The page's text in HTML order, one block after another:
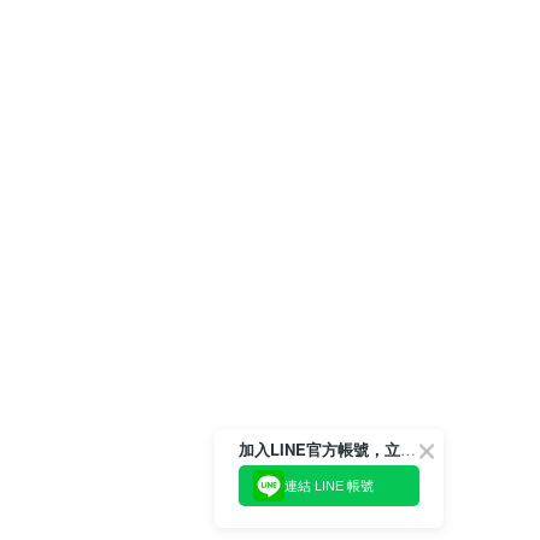
加入LINE官方帳號，立即獲得$100購物金!
連結 LINE 帳號